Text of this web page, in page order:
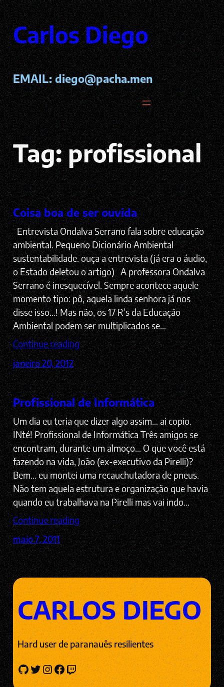
Pular
para
o
conteúdo
Carlos Diego
EMAIL:diego@pacha.men
Tag:profissional
Coisa boa de ser ouvida
Entrevista Ondalva Serrano fala sobre educação
ambiental. Pequeno Dicionário Ambiental
sustentabilidade. ouça a entrevista (já era o áudio,
o Estado deletou o artigo) A professora Ondalva
Serrano é inesquecível. Sempre acontece aquele
momento tipo: pô, aquela linda senhora já nos
disse isso…! Mas não, os 17 R’s da Educação
Ambiental podem ser multiplicados se…
Continue reading
janeiro 20, 2012
Profissional de Informática
Um dia eu teria que dizer algo assim… ai copio.
INté! Profissional de Informática Três amigos se
encontram, durante um almoço… O que você está
fazendo na vida, João (ex-executivo da Pirelli)?
Bem… eu montei uma recauchutadora de pneus.
Não tem aquela estrutura e organização que havia
quando eu trabalhava na Pirelli mas vai indo…
Continue reading
maio 7, 2011
CARLOS DIEGO
Hard user de paranauês resilientes
GitHub Twitter InstagramFacebook Twitch